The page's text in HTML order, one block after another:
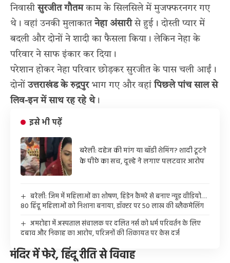
निवासीसुरजीत गौतमकाम के सिलसिले में मुजफ्फरनगर गए
थे। वहां उनकी मुलाकातनेहा अंसारीसे हुई। दोस्ती प्यार में
बदली और दोनों ने शादी का फैसला किया। लेकिन नेहा के
परिवार ने साफ इंकार कर दिया।
परेशान होकर नेहा परिवार छोड़कर सुरजीत के पास चली आईं।
दोनोंउत्तराखंड के रुद्रपुरभाग गए और वहांपिछले पांच साल से
लिव-इन में साथ रह रहे थे।
इसे भी पढ़ें
बरेली: दहेज की मांग या बॉडी शेमिंग? शादी टूटने
के पीछे का सच, दूल्हे ने लगाए पलटवार आरोप
बरेली: जिम में महिलाओं का शोषण, हिडेन कैमरे से बनाए न्यूड वीडियो…
80 हिंदू महिलाओं को निशाना बनाया, डॉक्टर पर 50 लाख की ब्लैकमेलिंग
अमरोहा में अस्पताल संचालक पर दलित नर्स को धर्म परिवर्तन के लिए
दबाव और निकाह का आरोप, परिजनों की शिकायत पर केस दर्ज
मंदिर में फेरे, हिंदू रीति से विवाह